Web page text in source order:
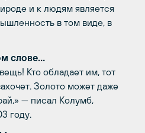
и к людям является
в том виде, в
слове…
Кто обладает им, тот
Золото может даже
— писал Колумб,
году.